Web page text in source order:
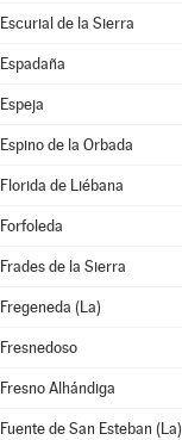
Escurial de la Sierra
Espadaña
Espeja
Espino de la Orbada
Florida de Liébana
Forfoleda
Frades de la Sierra
Fregeneda (La)
Fresnedoso
Fresno Alhándiga
Fuente de San Esteban (La)